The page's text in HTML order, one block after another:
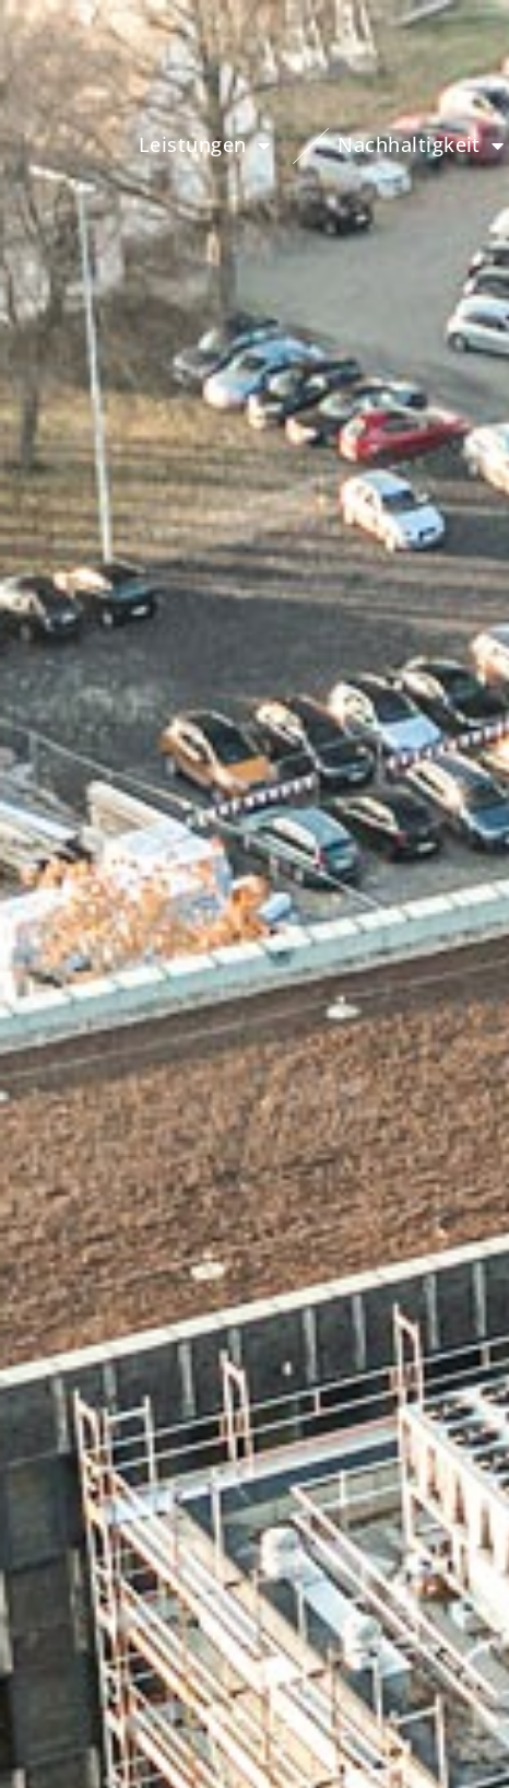
Leistungen Nachhaltigkeit